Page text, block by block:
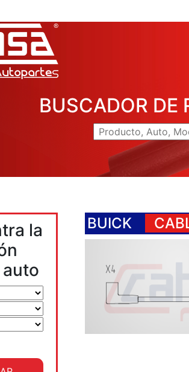
BUSCADOR DE
la
BUICK